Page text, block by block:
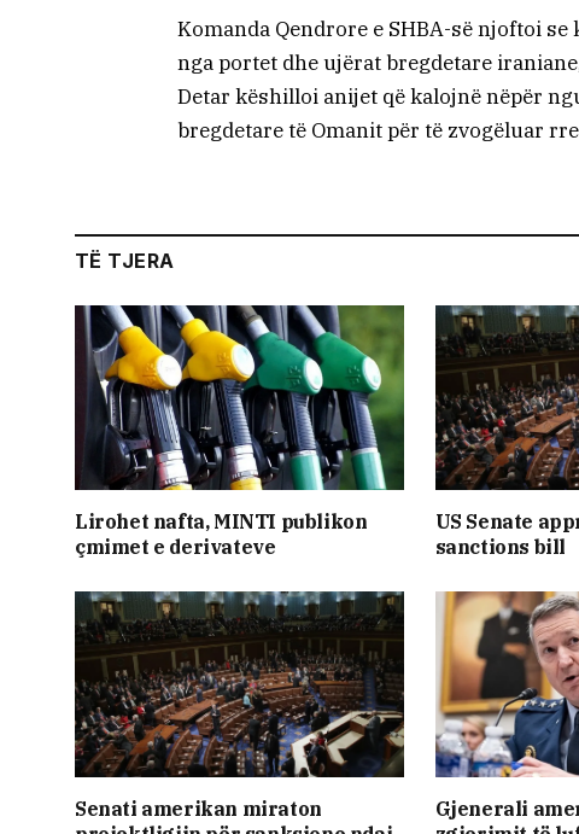
Komanda Qendrore e SHBA-së njoftoi
nga portet dhe ujërat bregdetare
Detar këshilloi anijet që kalojnë nëpër
bregdetare të Omanit për të zvogëluar
TË TJERA
Lirohet nafta, MINTI publikon
çmimet e derivateve
US Senate
sanctions bill
Senati amerikan miraton
Gjenerali